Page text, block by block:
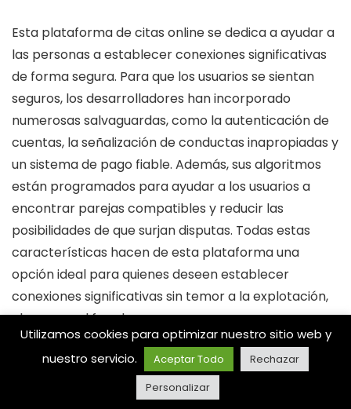
Esta plataforma de citas online se dedica a ayudar a
las personas a establecer conexiones significativas
de forma segura. Para que los usuarios se sientan
seguros, los desarrolladores han incorporado
numerosas salvaguardas, como la autenticación de
cuentas, la señalización de conductas inapropiadas y
un sistema de pago fiable. Además, sus algoritmos
están programados para ayudar a los usuarios a
encontrar parejas compatibles y reducir las
posibilidades de que surjan disputas. Todas estas
características hacen de esta plataforma una
opción ideal para quienes deseen establecer
conexiones significativas sin temor a la explotación,
el acoso o el fraude.
Los creadores de esta aplicación también ofrecen
un enfoque proactivo de la seguridad de los usuarios.
Utilizamos cookies para optimizar nuestro sitio web y
nuestro servicio.
Aceptar Todo
Rechazar
Personalizar